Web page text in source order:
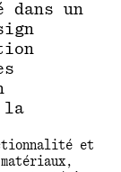
dans un
la
et